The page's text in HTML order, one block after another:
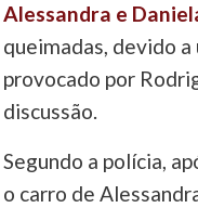
Alessandra e
queimadas, devido a
provocado por
discussão.
Segundo a polícia,
o carro de